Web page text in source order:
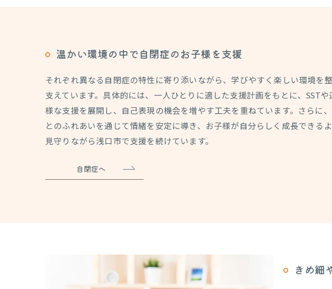
温かい環境の中で自閉症のお子様を支援
それぞれ異なる自閉症の特性に寄り添いながら、学びやすく楽しい環境を
支えています。具体的には、一人ひとりに適した支援計画をもとに、SST
様な支援を展開し、自己表現の機会を増やす工夫を重ねています。さらに
とのふれあいを通じて情緒を安定に導き、お子様が自分らしく成長できる
見守りながら浅口市で支援を続けています。
自閉症へ
きめ細